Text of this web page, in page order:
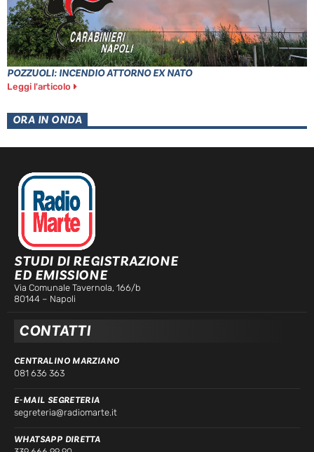
POZZUOLI: INCENDIO ATTORNO EX NATO
Leggi l'articolo
ORA IN ONDA
STUDI DI REGISTRAZIONE
ED EMISSIONE
Via Comunale Tavernola, 166/b
80144 – Napoli
CONTATTI
CENTRALINO MARZIANO
081 636 363
E-MAIL SEGRETERIA
segreteria@radiomarte.it
WHATSAPP DIRETTA